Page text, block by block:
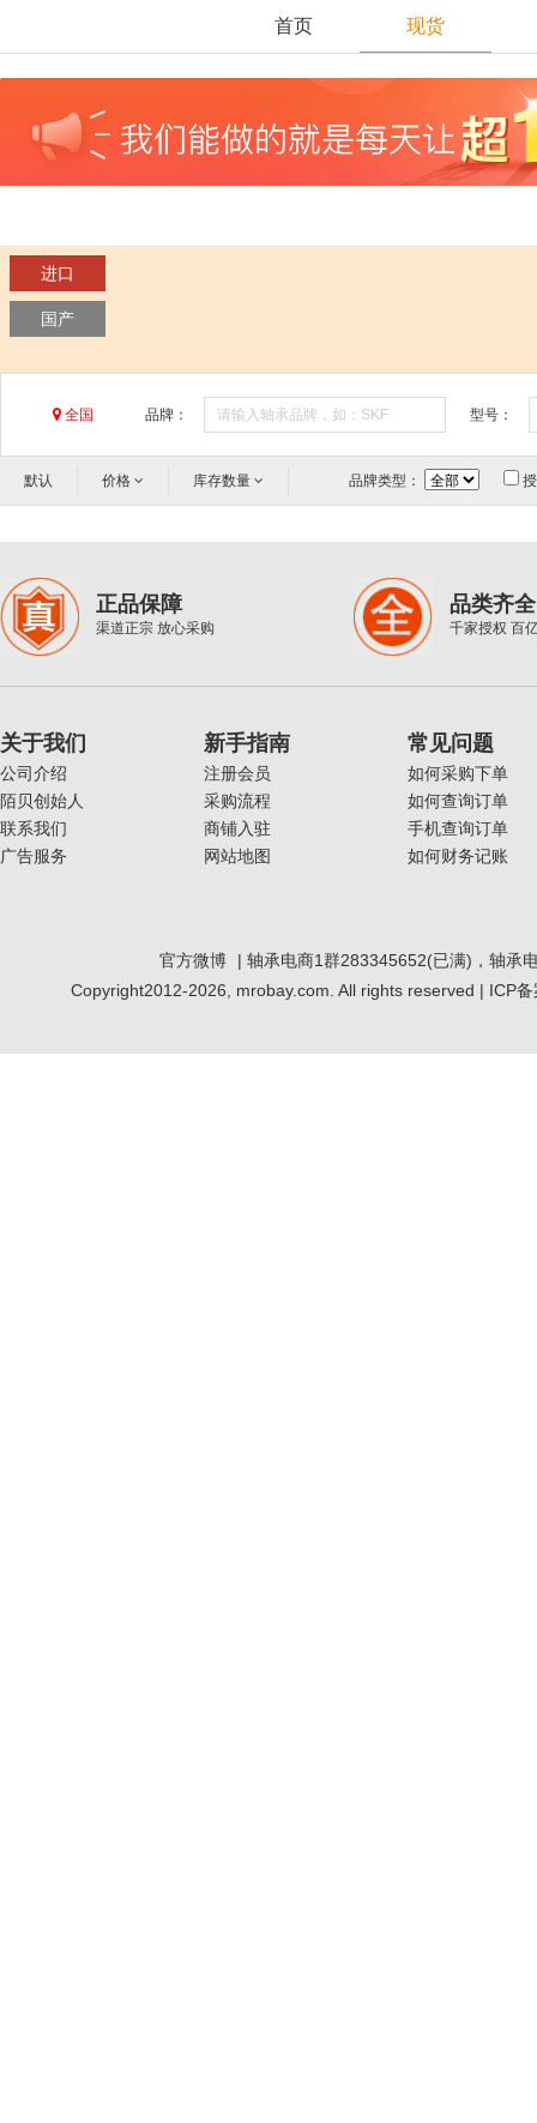
首页 现货
进口
国产
全国 品牌： 型号：
默认 价格 库存数量 品牌类型：
正品保障
渠道正宗 放心采购
品类齐全
千家授权 百
关于我们
公司介绍
陌贝创始人
联系我们
广告服务
新手指南
注册会员
采购流程
商铺入驻
网站地图
常见问题
如何采购下单
如何查询订单
手机查询订单
如何财务记账
官方微博 |轴承电商1群283345652(已满)，轴承
Copyright2012-2026, mrobay.com. All rights reserved | ICP